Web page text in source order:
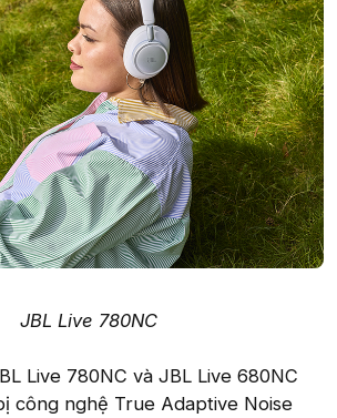
JBL Live 780NC
Live 780NC và JBL Live 680NC
công nghệ True Adaptive Noise